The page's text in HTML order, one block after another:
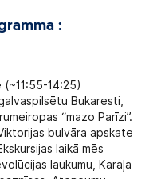
:
(~11:55-14:25)
Bukaresti
“mazo Parīzi”.
bulvāra apskate
laikā mēs
laukumu, Karaļa